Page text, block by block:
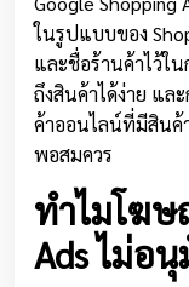
ในรูปแบบของ
และชื่อร้านค้าไว้ใ
ถึงสินค้าได้ง่าย แล
ค้าออนไลน์ที่มีสินค้
พอสมควร
ทำไมโฆษ
Ads ไม่อ